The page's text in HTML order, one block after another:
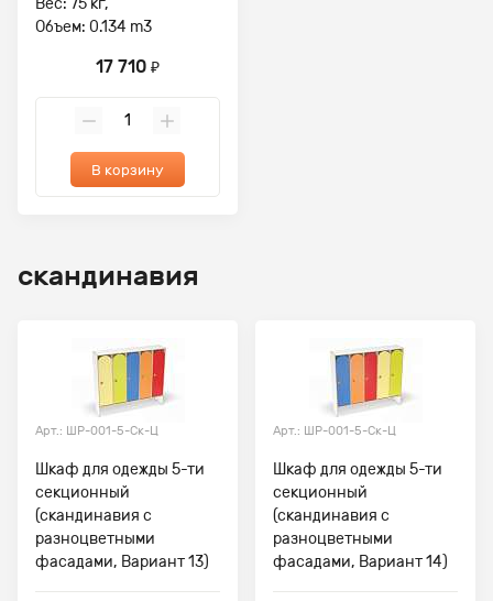
Вес: 75 кг,
Объем: 0.134 m3
17 710 ₽
В корзину
скандинавия
Арт.: ШР-001-5-Ск-Ц
Шкаф для одежды 5-ти
секционный
(скандинавия с
разноцветными
фасадами, Вариант 13)
Арт.: ШР-001-5-Ск-Ц
Шкаф для одежды 5-ти
секционный
(скандинавия с
разноцветными
фасадами, Вариант 14)